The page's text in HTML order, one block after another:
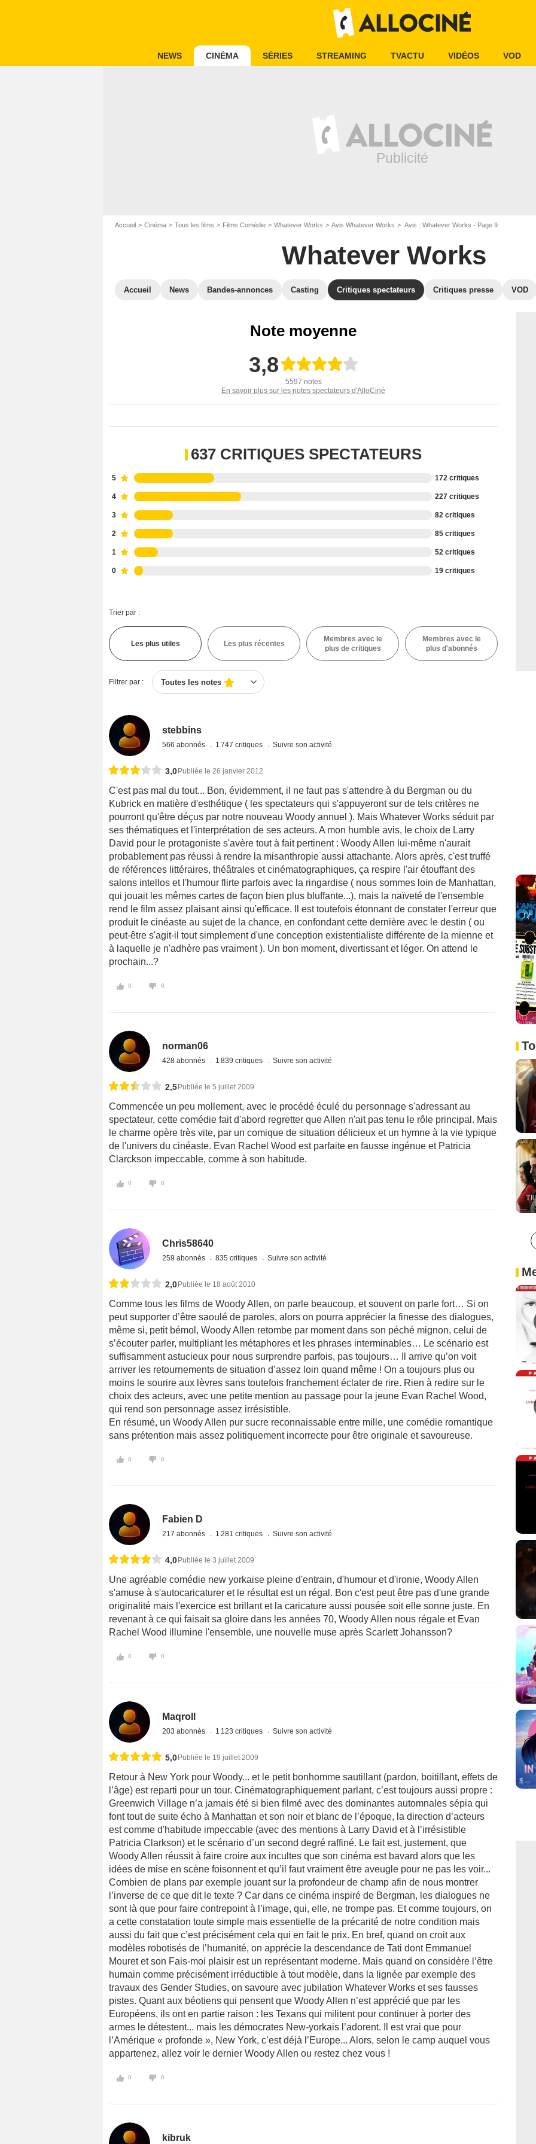
NEWS CINÉMA SÉRIES STREAMING TVACTU VIDÉOS VOD
Accueil Cinéma Tous les films Films Comédie Whatever Works Avis Whatever Works Avis : Whatever Works - Page 9
Whatever Works
Accueil News Bandes-annonces Casting Critiques spectateurs Critiques presse VOD
Note moyenne
3,8
5597 notes
En savoir plus sur les notes spectateurs d'AlloCiné
637 CRITIQUES SPECTATEURS
5 172 critiques
4 227 critiques
3 82 critiques
2 85 critiques
1 52 critiques
0 19 critiques
Trier par :
Les plus utiles Les plus récentes
Membres avec le
plus de critiques
Membres avec le
plus d'abonnés
Filtrer par : Toutes les notes
stebbins
566 abonnés 1 747 critiques Suivre son activité
3,0 Publiée le 26 janvier 2012
C'est pas mal du tout... Bon, évidemment, il ne faut pas s'attendre à du Bergman ou du
Kubrick en matière d'esthétique ( les spectateurs qui s'appuyeront sur de tels critères ne
pourront qu'être déçus par notre nouveau Woody annuel ). Mais Whatever Works séduit par
ses thématiques et l'interprétation de ses acteurs. A mon humble avis, le choix de Larry
David pour le protagoniste s'avère tout à fait pertinent : Woody Allen lui-même n'aurait
probablement pas réussi à rendre la misanthropie aussi attachante. Alors après, c'est truffé
de références littéraires, théâtrales et cinématographiques, ça respire l'air étouffant des
salons intellos et l'humour flirte parfois avec la ringardise ( nous sommes loin de Manhattan,
qui jouait les mêmes cartes de façon bien plus bluffante...), mais la naïveté de l'ensemble
rend le film assez plaisant ainsi qu'efficace. Il est toutefois étonnant de constater l'erreur que
produit le cinéaste au sujet de la chance, en confondant cette dernière avec le destin ( ou
peut-être s'agit-il tout simplement d'une conception existentialiste différente de la mienne et
à laquelle je n'adhère pas vraiment ). Un bon moment, divertissant et léger. On attend le
prochain...?
0 0
norman06
428 abonnés 1 839 critiques Suivre son activité
2,5Publiée le 5 juillet 2009
Commencée un peu mollement, avec le procédé éculé du personnage s'adressant au
spectateur, cette comédie fait d'abord regretter que Allen n'ait pas tenu le rôle principal. Mais
le charme opère très vite, par un comique de situation délicieux et un hymne à la vie typique
de l'univers du cinéaste. Evan Rachel Wood est parfaite en fausse ingénue et Patricia
Clarckson impeccable, comme à son habitude.
0 0
Chris58640
259 abonnés 835 critiques Suivre son activité
2,0Publiée le 18 août 2010
Comme tous les films de Woody Allen, on parle beaucoup, et souvent on parle fort… Si on
peut supporter d’être saoulé de paroles, alors on pourra apprécier la finesse des dialogues,
même si, petit bémol, Woody Allen retombe par moment dans son péché mignon, celui de
s’écouter parler, multipliant les métaphores et les phrases interminables… Le scénario est
suffisamment astucieux pour nous surprendre parfois, pas toujours… Il arrive qu’on voit
arriver les retournements de situation d’assez loin quand même ! On a toujours plus ou
moins le sourire aux lèvres sans toutefois franchement éclater de rire. Rien à redire sur le
choix des acteurs, avec une petite mention au passage pour la jeune Evan Rachel Wood,
qui rend son personnage assez irrésistible.
En résumé, un Woody Allen pur sucre reconnaissable entre mille, une comédie romantique
sans prétention mais assez politiquement incorrecte pour être originale et savoureuse.
0 0
Fabien D
217 abonnés 1 281 critiques Suivre son activité
4,0 Publiée le 3 juillet 2009
Une agréable comédie new yorkaise pleine d'entrain, d'humour et d'ironie, Woody Allen
s'amuse à s'autocaricaturer et le résultat est un régal. Bon c'est peut être pas d'une grande
originalité mais l'exercice est brillant et la caricature aussi pousée soit elle sonne juste. En
revenant à ce qui faisait sa gloire dans les années 70, Woody Allen nous régale et Evan
Rachel Wood illumine l'ensemble, une nouvelle muse après Scarlett Johansson?
0 0
Maqroll
203 abonnés 1 123 critiques Suivre son activité
5,0 Publiée le 19 juillet 2009
Retour à New York pour Woody... et le petit bonhomme sautillant (pardon, boitillant, effets de
l’âge) est reparti pour un tour. Cinématographiquement parlant, c’est toujours aussi propre :
Greenwich Village n’a jamais été si bien filmé avec des dominantes automnales sépia qui
font tout de suite écho à Manhattan et son noir et blanc de l’époque, la direction d’acteurs
est comme d'habitude impeccable (avec des mentions à Larry David et à l’irrésistible
Patricia Clarkson) et le scénario d’un second degré raffiné. Le fait est, justement, que
Woody Allen réussit à faire croire aux incultes que son cinéma est bavard alors que les
idées de mise en scène foisonnent et qu’il faut vraiment être aveugle pour ne pas les voir...
Combien de plans par exemple jouant sur la profondeur de champ afin de nous montrer
l’inverse de ce que dit le texte ? Car dans ce cinéma inspiré de Bergman, les dialogues ne
sont là que pour faire contrepoint à l’image, qui, elle, ne trompe pas. Et comme toujours, on
a cette constatation toute simple mais essentielle de la précarité de notre condition mais
aussi du fait que c’est précisément cela qui en fait le prix. En bref, quand on croit aux
modèles robotisés de l’humanité, on apprécie la descendance de Tati dont Emmanuel
Mouret et son Fais-moi plaisir est un représentant moderne. Mais quand on considère l’être
humain comme précisément irréductible à tout modèle, dans la lignée par exemple des
travaux des Gender Studies, on savoure avec jubilation Whatever Works et ses fausses
pistes. Quant aux béotiens qui pensent que Woody Allen n’est apprécié que par les
Européens, ils ont en partie raison : les Texans qui militent pour continuer à porter des
armes le détestent... mais les démocrates New-yorkais l’adorent. Il est vrai que pour
l’Amérique « profonde », New York, c’est déjà l’Europe... Alors, selon le camp auquel vous
appartenez, allez voir le dernier Woody Allen ou restez chez vous !
0 0
kibruk